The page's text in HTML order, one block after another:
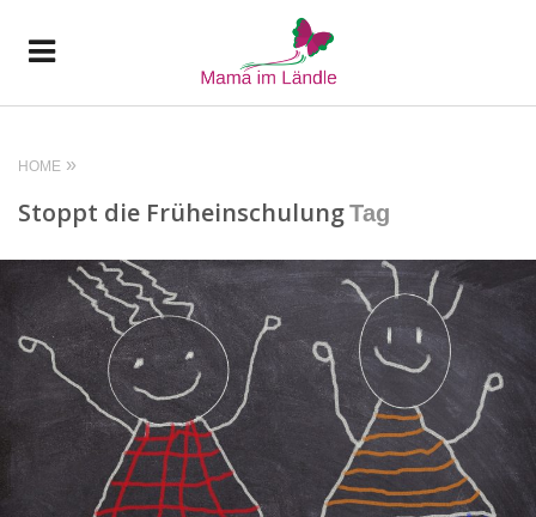
HOME
Stoppt die FrüheinschulungTag
READ MORE